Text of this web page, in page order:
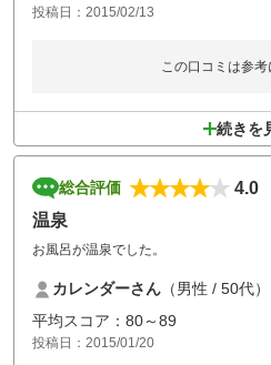
投稿日：2015/02/13
この口コミは参
続きを
総合評価
4.0
温泉
お風呂が温泉でした。
カレンダーさん （男性 / 50代）
平均スコア：80～89
投稿日：2015/01/20